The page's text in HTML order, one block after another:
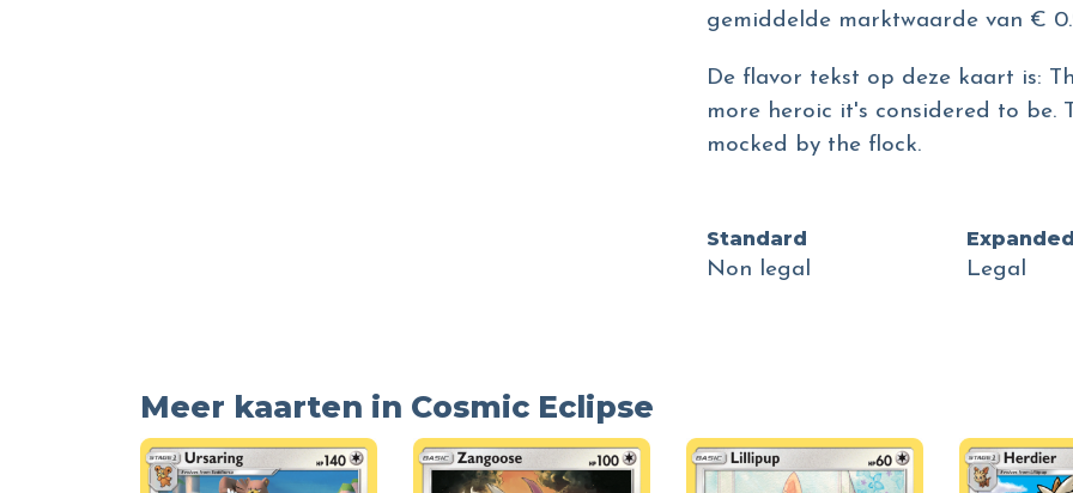
gemiddelde marktwaarde van €
De flavor tekst op deze kaart is:
more heroic it's considered to be.
mocked by the flock.
Standard
Non legal
Expanded
Legal
Meer kaarten in Cosmic Eclipse